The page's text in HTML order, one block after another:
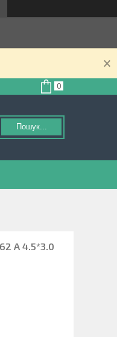
Пошук...
A 4.5*3.0